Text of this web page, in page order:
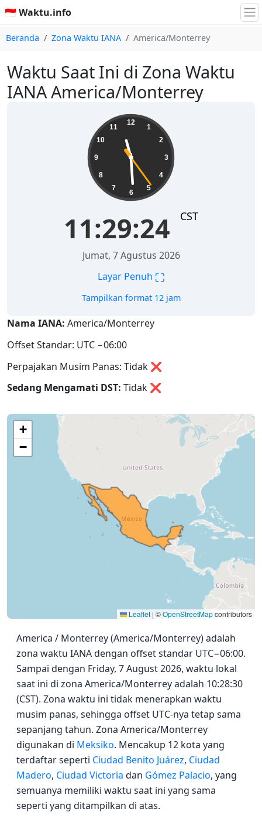
🇮🇩 Waktu.info
Beranda Zona Waktu IANA America/Monterrey
Waktu Saat Ini di Zona Waktu
IANA America/Monterrey
12
1
2
3
4
5
6
7
8
9
10
11
11:29:24 CST
Jumat, 7 Agustus 2026
Layar Penuh ⛶
Tampilkan format 12 jam
Nama IANA: America/Monterrey
Offset Standar: UTC −06:00
Perpajakan Musim Panas: Tidak ❌
Sedang Mengamati DST: Tidak ❌
+
−
Leaflet | ©OpenStreetMapcontributors
America / Monterrey (America/Monterrey) adalah
zona waktu IANA dengan offset standar UTC−06:00.
Sampai dengan Friday, 7 August 2026, waktu lokal
saat ini di zona America/Monterrey adalah 10:28:30
(CST). Zona waktu ini tidak menerapkan waktu
musim panas, sehingga offset UTC-nya tetap sama
sepanjang tahun. Zona America/Monterrey
digunakan di Meksiko. Mencakup 12 kota yang
terdaftar seperti Ciudad Benito Juárez, Ciudad
Madero, Ciudad Victoria dan Gómez Palacio, yang
semuanya memiliki waktu saat ini yang sama
seperti yang ditampilkan di atas.